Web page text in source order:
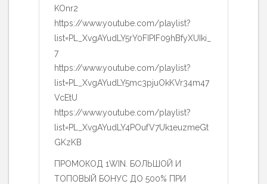
KOnr2
https://www.youtube.com/playlist?
list=PL_XvgAYudLY5rY0FIPIF09hBfyXUIki_
7
https://www.youtube.com/playlist?
list=PL_XvgAYudLY5mc3pjuOkKVr34m47
VcEtU
https://www.youtube.com/playlist?
list=PL_XvgAYudLY4POufV7Uk1euzmeGt
GKzKB
ПРОМОКОД 1WIN. БОЛЬШОЙ И
ТОПОВЫЙ БОНУС ДО 500% ПРИ